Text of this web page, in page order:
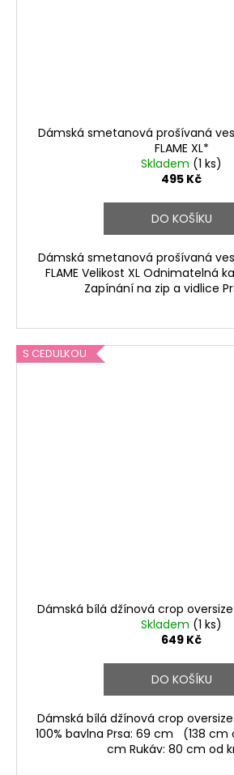
Dámská smetanová prošívaná
FLAME XL*
Skladem (1 ks)
495 Kč
DO KOŠÍKU
Dámská smetanová prošívaná
FLAME Velikost XL Odnimatelná
Zapínání na zip a
S CEDULKOU
Dámská bílá džínová crop
Skladem (1 ks)
649 Kč
DO KOŠÍKU
Dámská bílá džínová crop
100% bavlna Prsa: 69 cm (138 cm
cm Rukáv: 80 cm od